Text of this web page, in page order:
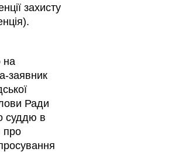
захисту
на
заявник
Ради
суддю в
про